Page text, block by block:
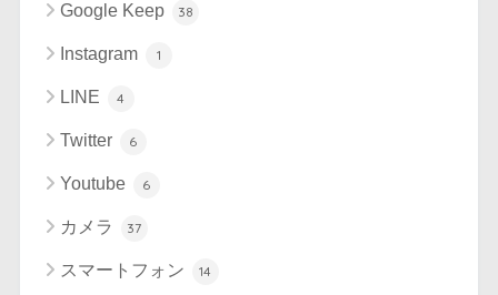
Google Keep 38
Instagram 1
LINE 4
Twitter 6
Youtube 6
カメラ 37
スマートフォン 14